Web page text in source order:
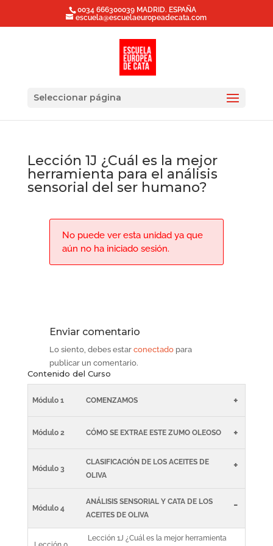
0034 666300039 MADRID. ESPAÑA
escuela@escuelaeuropeadecata.com
Seleccionar página
Lección 1J ¿Cuál es la mejor
herramienta para el análisis
sensorial del ser humano?
No puede ver esta unidad ya que
aún no ha iniciado sesión.
Enviar comentario
Lo siento, debes estar conectadopara
publicar un comentario.
Contenido del Curso
Módulo 1 COMENZAMOS +
Módulo 2 CÓMO SE EXTRAE ESTE ZUMO OLEOSO +
Módulo 3
CLASIFICACIÓN DE LOS ACEITES DE
OLIVA
+
Módulo 4
ANÁLISIS SENSORIAL Y CATA DE LOS
ACEITES DE OLIVA
-
Lección 1J ¿Cuál es la mejor herramienta